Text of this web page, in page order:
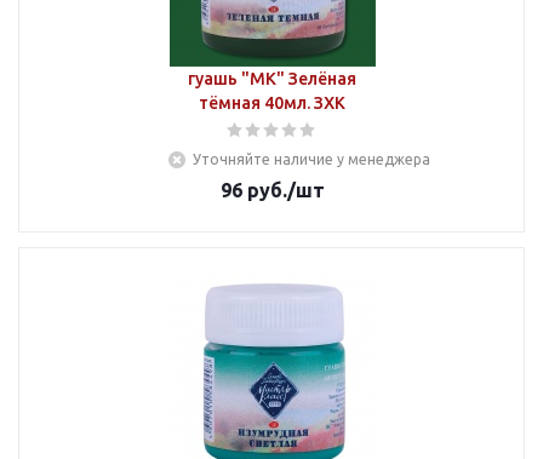
гуашь "МК" Зелёная
тёмная 40мл. ЗХК
Уточняйте наличие у менеджера
96руб./шт